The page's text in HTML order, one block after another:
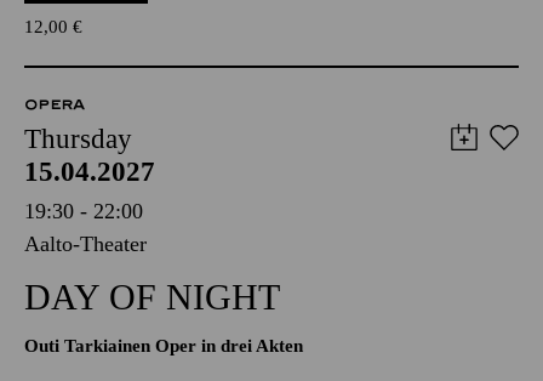
12,00 €
OPERA
Thursday
15.04.2027
19:30 - 22:00
Aalto-Theater
DAY OF NIGHT
Outi Tarkiainen Oper in drei Akten